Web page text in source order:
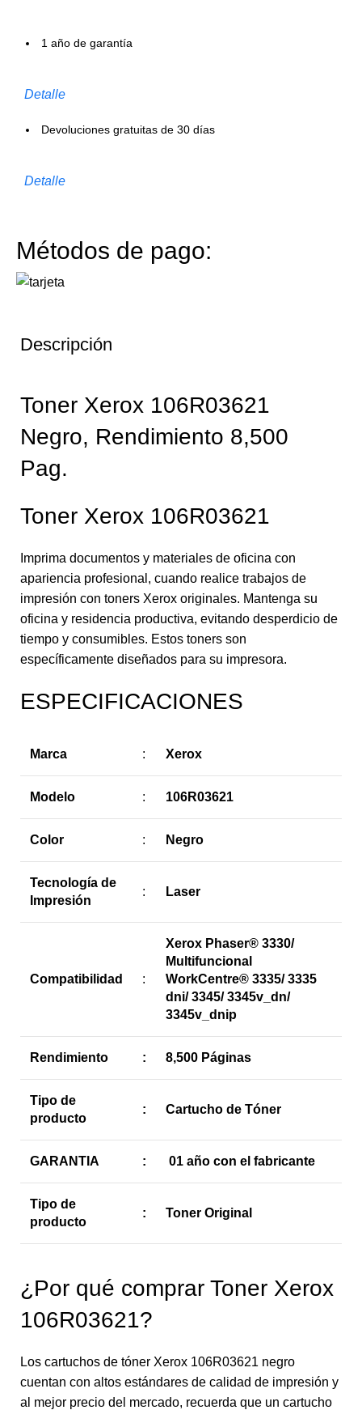
1 año de garantía
Detalle
Devoluciones gratuitas de 30 días
Detalle
Métodos de pago:
Descripción
Toner Xerox 106R03621
Negro, Rendimiento 8,500
Pag.
Toner Xerox 106R03621
Imprima documentos y materiales de oficina con
apariencia profesional, cuando realice trabajos de
impresión con toners Xerox originales. Mantenga su
oficina y residencia productiva, evitando desperdicio de
tiempo y consumibles. Estos toners son
específicamente diseñados para su impresora.
ESPECIFICACIONES
Marca : Xerox
Modelo : 106R03621
Color : Negro
Tecnología de
Impresión
: Laser
Compatibilidad :
Xerox Phaser® 3330/
Multifuncional
WorkCentre® 3335/ 3335
dni/ 3345/ 3345v_dn/
3345v_dnip
Rendimiento : 8,500 Páginas
Tipo de
producto
: Cartucho de Tóner
GARANTIA : 01 año con el fabricante
Tipo de
producto
: Toner Original
¿Por qué comprar Toner Xerox
106R03621?
Los cartuchos de tóner Xerox 106R03621 negro
cuentan con altos estándares de calidad de impresión y
al mejor precio del mercado, recuerda que un cartucho